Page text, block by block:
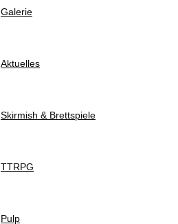
Galerie
Aktuelles
Skirmish & Brettspiele
TTRPG
Pulp